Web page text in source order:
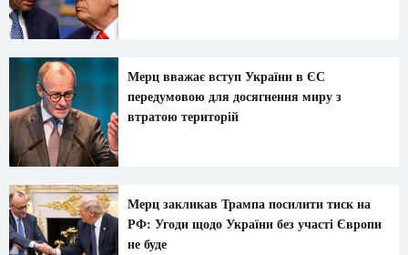
Мерц вважає вступ України в ЄС
передумовою для досягнення миру з
втратою територій
Мерц закликав Трампа посилити тиск на
РФ: Угоди щодо України без участі Європи
не буде